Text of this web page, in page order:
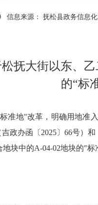
信息来源： 抚松县政务信息
松抚大街以东、
的“标
地"改革，明确用地准入
政办函〔2025〕66号）
块中的A-04-02地块的"